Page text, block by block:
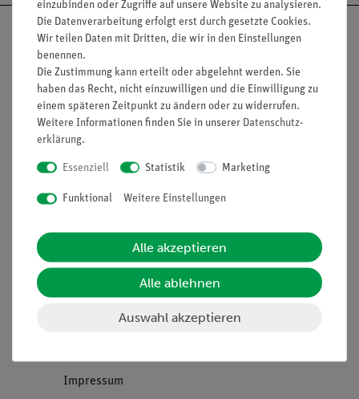
Nach oben
Informationen
Projekte und Lösungen
Impressum
Beratung & Showroom
Inventarisierungs- &
Inbetriebnahme & Schulungen
Kundendienst
einzubinden oder Zugriffe auf unsere Website zu analysieren.
Die Datenverarbeitung erfolgt erst durch gesetzte Cookies.
Wir teilen Daten mit Dritten, die wir in den Einstellungen
benennen.
Die Zustimmung kann erteilt oder abgelehnt werden. Sie
haben das Recht, nicht einzuwilligen und die Einwilligung zu
einem späteren Zeitpunkt zu ändern oder zu widerrufen.
Weitere Informationen finden Sie in unserer Daten­schutz­
erklärung.
Essenziell Statistik Marketing
Funktional Weitere Einstellungen
Alle akzeptieren
Alle ablehnen
Auswahl akzeptieren